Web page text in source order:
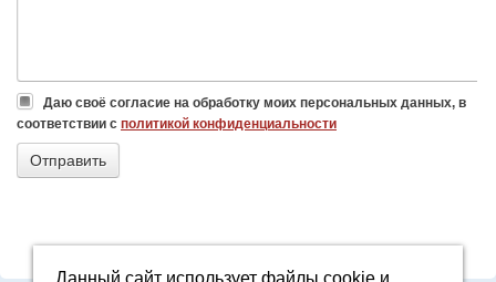
Даю своё согласие на обработку моих персональных данных, в
соответствии с политикой конфиденциальности
Данный сайт использует файлы cookie и